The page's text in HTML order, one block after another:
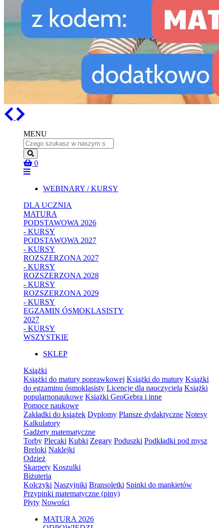
Previous
MENU
Name
0
WEBINARY / KURSY
DLA UCZNIA
MATURA
PODSTAWOWA 2026
- KURSY
PODSTAWOWA 2027
- KURSY
ROZSZERZONA 2027
- KURSY
ROZSZERZONA 2028
- KURSY
ROZSZERZONA 2029
- KURSY
EGZAMIN ÓSMOKLASISTY
2027
- KURSY
WSZYSTKIE
SKLEP
Książki
Książki do matury poprawkowej Książki do matury Książki
do egzaminu ósmoklasisty Licencje dla nauczyciela Książki
popularnonaukowe Książki GeoGebra i inne
Pomoce naukowe
Zakładki do książek Dyplomy Plansze dydaktyczne Notesy
Kalkulatory
Gadżety matematyczne
Torby Plecaki Kubki Zegary Poduszki Podkładki pod mysz
Breloki Naklejki
Odzież
Skarpety Koszulki
Biżuteria
Kolczyki Naszyjniki Bransoletki Spinki do mankietów
Przypinki matematyczne (piny)
Płyty Nowości
MATURA 2026